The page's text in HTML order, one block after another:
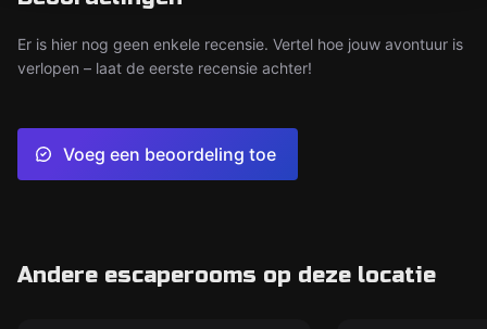
Er is hier nog geen enkele recensie. Vertel hoe jouw avontuur is
verlopen – laat de eerste recensie achter!
Voeg een beoordeling toe
Andere escaperooms op deze locatie